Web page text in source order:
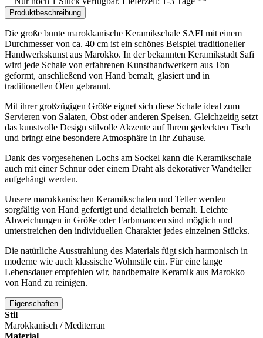
Produktbeschreibung
Die große bunte marokkanische Keramikschale SAFI mit einem
Durchmesservon ca. 40 cm ist ein schönes Beispiel traditioneller
Handwerkskunst aus Marokko. In derbekannten Keramikstadt Safi
wird jede Schale von erfahrenen Kunsthandwerkern aus Ton
geformt, anschließend von Hand bemalt, glasiert und in
traditionellen Öfen gebrannt.
Mit ihrer großzügigen Größe eignet sich diese Schale ideal zum
Servieren von Salaten, Obst oderanderen Speisen. Gleichzeitig setzt
das kunstvolle Design stilvolle Akzente aufIhrem gedeckten Tisch
und bringt eine besondere Atmosphäre in Ihr Zuhause.
Dank des vorgesehenen Lochs am Sockel kann die Keramikschale
auch mit einer Schnurodereinem Draht als dekorativerWandteller
aufgehängt werden.
Unsere marokkanischen Keramikschalen und Tellerwerden
sorgfältig von Hand gefertigt und detailreich bemalt. Leichte
Abweichungen in Größe oderFarbnuancen sind möglich und
unterstreichen den individuellen Charakterjedes einzelnen Stücks.
Die natürliche Ausstrahlung des Materials fügt sich harmonisch in
moderne wie auch klassische Wohnstile ein. Füreine lange
Lebensdauerempfehlen wir, handbemalte Keramik aus Marokko
von Hand zu reinigen.
Eigenschaften
Stil
Marokkanisch / Mediterran
Material